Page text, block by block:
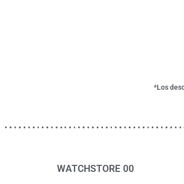
*Los
WATCHSTORE 00